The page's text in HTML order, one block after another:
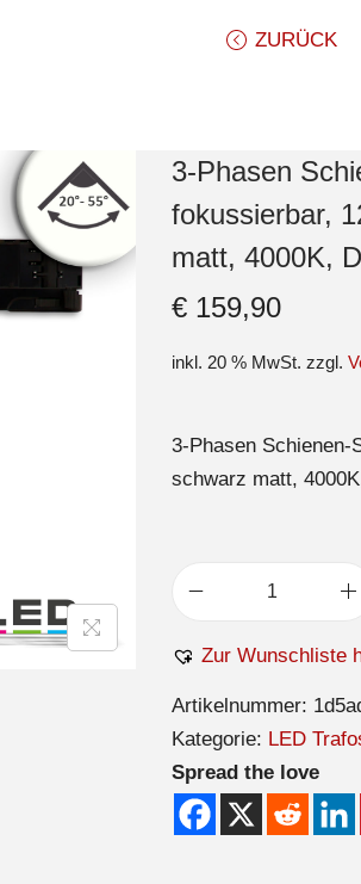
ZURÜCK
3-Phasen
fokussierbar,
matt, 4000K,
€159,90
inkl. 20 % MwSt. zzgl.
3-Phasen Schienen-
schwarz matt,
Zur Wunschliste
Artikelnummer:
Kategorie: LED
Spread the love